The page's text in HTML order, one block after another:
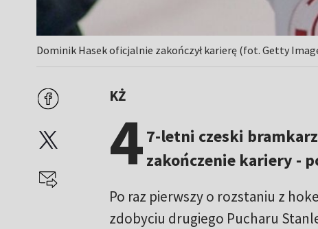
Dominik Hasek oficjalnie zakończył karierę (fot. Getty
KŻ
47-letni czeski
zakończenie kariery -
Po raz pierwszy o rozstaniu z
zdobyciu drugiego Pucharu